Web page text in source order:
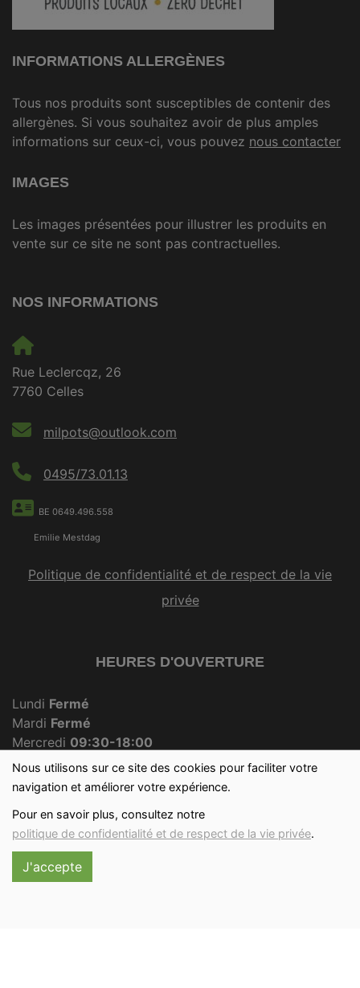
Nous utilisons sur ce site des cookies pour faciliter votre
navigation et améliorer votre expérience.
Pour en savoir plus, consultez notre
politique de confidentialité et de respect de la vie privée.
J'accepte
INFORMATIONS ALLERGÈNES
Tous nos produits sont susceptibles de contenir des
allergènes. Si vous souhaitez avoir de plus amples
informations sur ceux-ci, vous pouvez nous contacter
IMAGES
Les images présentées pour illustrer les produits en
vente sur ce site ne sont pas contractuelles.
NOS INFORMATIONS
Rue Leclercqz, 26
7760 Celles
milpots@outlook.com
0495/73.01.13
BE 0649.496.558
Emilie Mestdag
Politique de confidentialité et de respect de la vie
privée
HEURES D'OUVERTURE
Lundi Fermé
Mardi Fermé
Mercredi 09:30-18:00
JeudiFermé
Vendredi 09:30-18:00
Dimanche09:30-12:00